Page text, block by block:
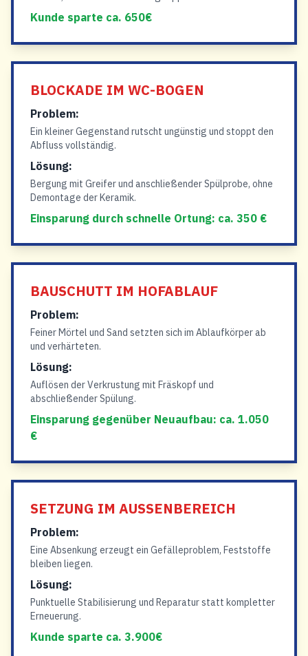
Kunde sparte ca. 650€
BLOCKADE IM WC-BOGEN
Problem:
Ein kleiner Gegenstand rutscht ungünstig und stoppt den
Abfluss vollständig.
Lösung:
Bergung mit Greifer und anschließender Spülprobe, ohne
Demontage der Keramik.
Einsparung durch schnelle Ortung: ca. 350 €
BAUSCHUTT IM HOFABLAUF
Problem:
Feiner Mörtel und Sand setzten sich im Ablaufkörper ab
und verhärteten.
Lösung:
Auflösen der Verkrustung mit Fräskopf und
abschließender Spülung.
Einsparung gegenüber Neuaufbau: ca. 1.050
€
SETZUNG IM AUSSENBEREICH
Problem:
Eine Absenkung erzeugt ein Gefälleproblem, Feststoffe
bleiben liegen.
Lösung:
Punktuelle Stabilisierung und Reparatur statt kompletter
Erneuerung.
Kunde sparte ca. 3.900€